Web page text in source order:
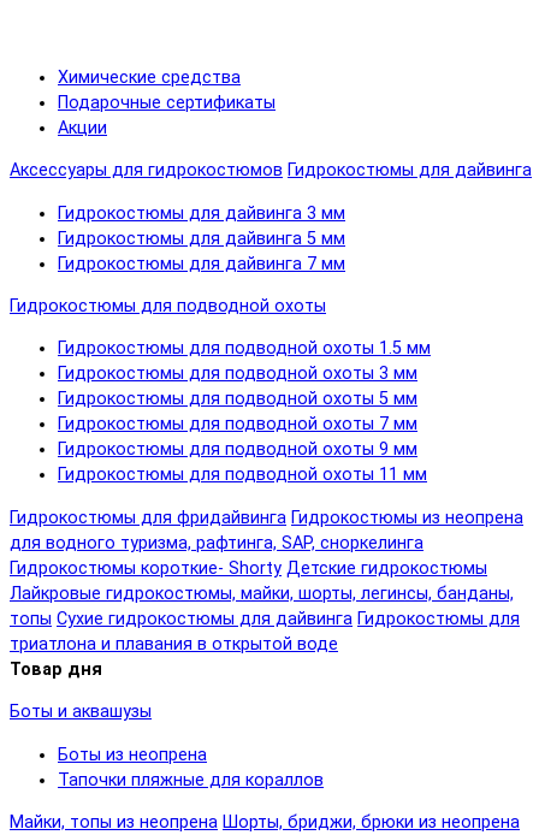
Химические средства
Подарочные сертификаты
Акции
Аксессуары для гидрокостюмов Гидрокостюмы для дайвинга
Гидрокостюмы для дайвинга 3 мм
Гидрокостюмы для дайвинга 5 мм
Гидрокостюмы для дайвинга 7 мм
Гидрокостюмы для подводной охоты
Гидрокостюмы для подводной охоты 1.5 мм
Гидрокостюмы для подводной охоты 3 мм
Гидрокостюмы для подводной охоты 5 мм
Гидрокостюмы для подводной охоты 7 мм
Гидрокостюмы для подводной охоты 9 мм
Гидрокостюмы для подводной охоты 11 мм
Гидрокостюмы для фридайвинга Гидрокостюмы из неопрена
для водного туризма, рафтинга, SAP, сноркелинга
Гидрокостюмы короткие- Shorty Детские гидрокостюмы
Лайкровые гидрокостюмы, майки, шорты, легинсы, банданы,
топы Сухие гидрокостюмы для дайвинга Гидрокостюмы для
триатлона и плавания в открытой воде
Товар дня
Боты и аквашузы
Боты из неопрена
Тапочки пляжные для кораллов
Майки, топы из неопрена Шорты, бриджи, брюки из неопрена